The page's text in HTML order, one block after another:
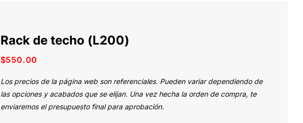
Rack de techo (L200)
$550.00
Los precios de la página web son referenciales. Pueden variar dependiendo de
las opciones y acabados que se elijan. Una vez hecha la orden de compra, te
enviaremos el presupuesto final para aprobación.